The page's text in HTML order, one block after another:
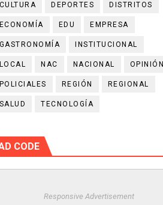
CULTURA DEPORTES DISTRITOS
ECONOMÍA EDU EMPRESA
GASTRONOMÍA INSTITUCIONAL
LOCAL NAC NACIONAL OPINIÓN
POLICIALES REGIÓN REGIONAL
SALUD TECNOLOGÍA
CODE
Responsive Advertisement